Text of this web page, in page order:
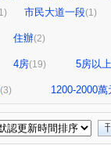
市民大道一段(1)
住辦(2)
4房(19) 5房以上
(3) 1200-2000萬